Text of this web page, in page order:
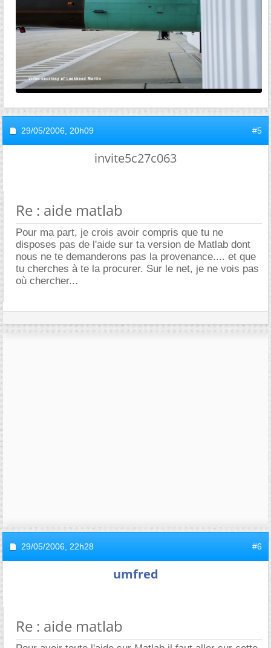
29/05/2006, 20h09 #5
invite5c27c063
Re : aide matlab
Pour ma part, je crois avoir compris que tu ne
disposes pas de l'aide sur ta version de Matlab dont
nous ne te demanderons pas la provenance.... et que
tu cherches à te la procurer. Sur le net, je ne vois pas
où chercher...
29/05/2006, 22h28 #6
umfred
Re : aide matlab